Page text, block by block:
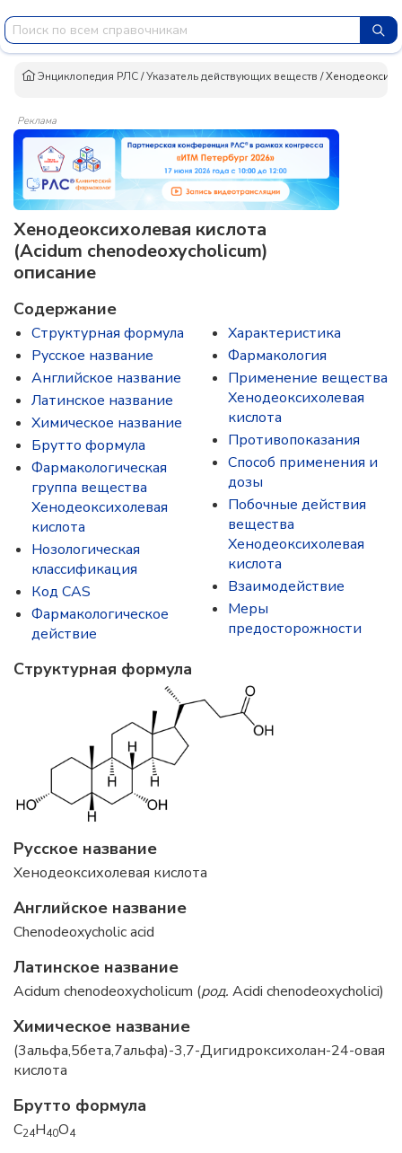
Энциклопедия РЛС/Указатель действующих веществ /
Реклама
Хенодеоксихолевая кислота
(Acidum chenodeoxycholicum)
описание
Содержание
Структурная формула
Русское название
Английское название
Латинское название
Химическое название
Брутто формула
Фармакологическая
группа вещества
Хенодеоксихолевая
кислота
Нозологическая
классификация
Код CAS
Фармакологическое
действие
Характеристика
Фармакология
Применение вещества
Хенодеоксихолевая
кислота
Противопоказания
Способ применения и
дозы
Побочные действия
вещества
Хенодеоксихолевая
кислота
Взаимодействие
Меры
предосторожности
Структурная формула
Русское название
Хенодеоксихолевая кислота
Английское название
Chenodeoxycholic acid
Латинское название
Acidum chenodeoxycholicum (род. Acidi chenodeoxycholici)
Химическое название
(3альфа,5бета,7альфа)-3,7-Дигидроксихолан-24-овая
кислота
Брутто формула
C24H40O4